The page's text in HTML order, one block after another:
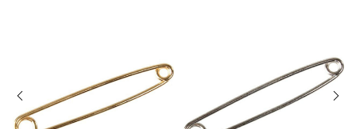
前の画像